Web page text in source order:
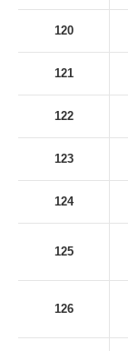
120
121
122
123
124
125
126